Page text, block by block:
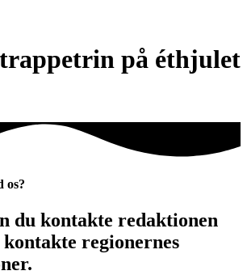
på éthjulet
os?
du kontakte redaktionen
regionernes